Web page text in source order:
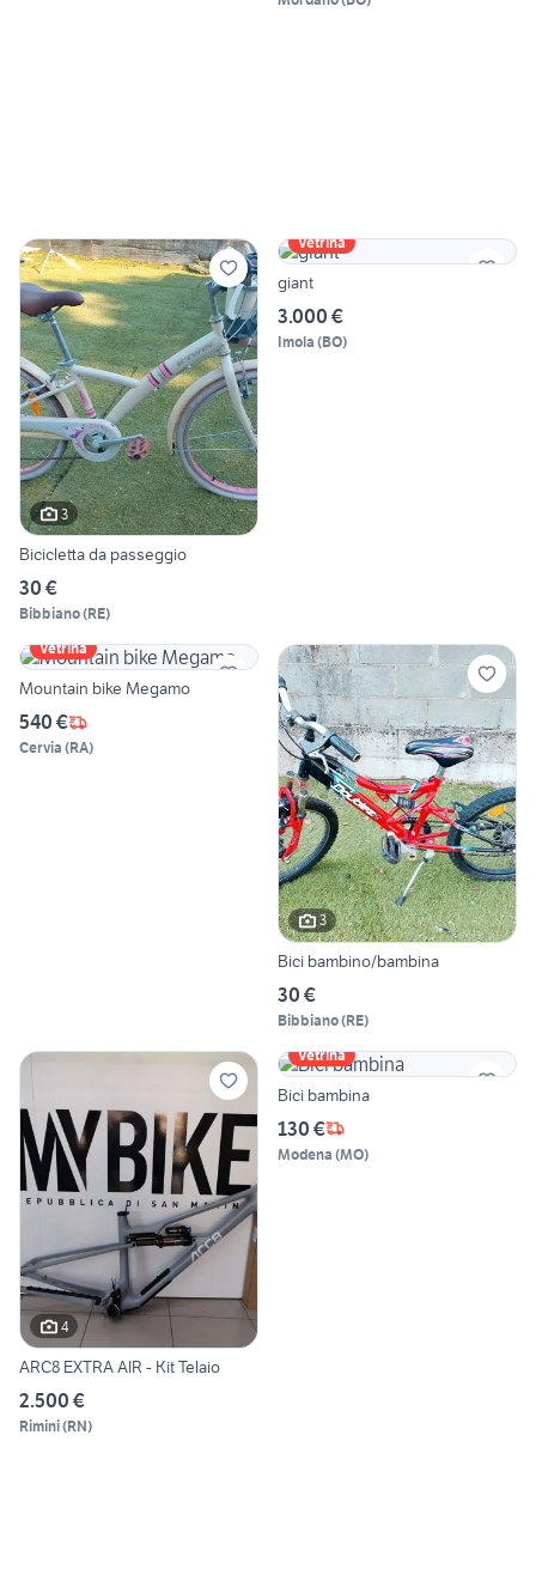
3
Bicicletta da passeggio
30 €
Bibbiano(RE)
Vetrina
giant
3.000 €
Imola (BO)
Vetrina
Mountain bike Megamo
540 €
Cervia (RA)
3
Bici bambino/bambina
30 €
Bibbiano(RE)
4
ARC8 EXTRA AIR - Kit Telaio
2.500 €
Rimini(RN)
Vetrina
Bici bambina
130 €
Modena (MO)